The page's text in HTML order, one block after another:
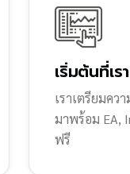
เริ่มต้นที่เ
เราเตรียมคว
มาพร้อม EA,
ฟรี